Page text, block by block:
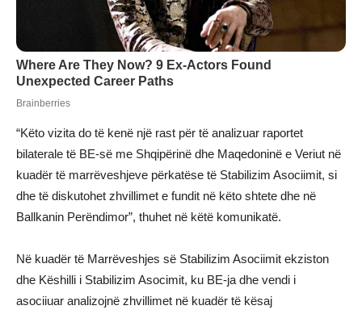
“Këto vizita do të kenë një rast për të analizuar raportet
bilaterale të BE-së me Shqipërinë dhe Maqedoninë e Veriut në
kuadër të marrëveshjeve përkatëse të Stabilizim Asociimit, si
dhe të diskutohet zhvillimet e fundit në këto shtete dhe në
Ballkanin Perëndimor”, thuhet në këtë komunikatë.
Në kuadër të Marrëveshjes së Stabilizim Asociimit ekziston
dhe Këshilli i Stabilizim Asocimit, ku BE-ja dhe vendi i
asociiuar analizojnë zhvillimet në kuadër të kësaj